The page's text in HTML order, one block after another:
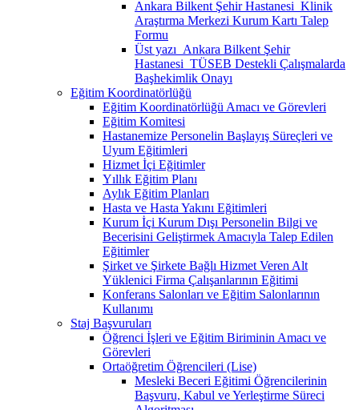
Ankara Bilkent Şehir Hastanesi_Klinik
Araştırma Merkezi Kurum Kartı Talep
Formu
Üst yazı_Ankara Bilkent Şehir
Hastanesi_TÜSEB Destekli Çalışmalarda
Başhekimlik Onayı
Eğitim Koordinatörlüğü
Eğitim Koordinatörlüğü Amacı ve Görevleri
Eğitim Komitesi
Hastanemize Personelin Başlayış Süreçleri ve
Uyum Eğitimleri
Hizmet İçi Eğitimler
Yıllık Eğitim Planı
Aylık Eğitim Planları
Hasta ve Hasta Yakını Eğitimleri
Kurum İçi Kurum Dışı Personelin Bilgi ve
Becerisini Geliştirmek Amacıyla Talep Edilen
Eğitimler
Şirket ve Şirkete Bağlı Hizmet Veren Alt
Yüklenici Firma Çalışanlarının Eğitimi
Konferans Salonları ve Eğitim Salonlarının
Kullanımı
Staj Başvuruları
Öğrenci İşleri ve Eğitim Biriminin Amacı ve
Görevleri
Ortaöğretim Öğrencileri (Lise)
Mesleki Beceri Eğitimi Öğrencilerinin
Başvuru, Kabul ve Yerleştirme Süreci